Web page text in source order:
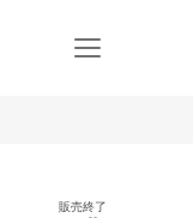
販売終了